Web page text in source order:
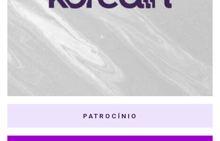
PATROCÍNIO